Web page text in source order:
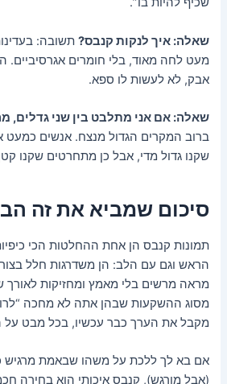
שאלה: איך לנקות קנבס? תשובה:
מעט לחה מאוד, בלי חומרים אגרסיביים.
אבק, לא לעשות לו ספא.
שאלה: אם אני מתלבט בין שני גדלים,
ברוב המקרים הגדול מנצח. אנשים
שקנו גדול מדי, אבל כן מתחרטים שקנו
סיכום שמביא את זה
תמונות קנבס הן אחת ההחלטות הכי
הראש וגם עם הלב: הן משדרגות חלל
מראה מרשים בלי מאמץ ומחזיקות לאורך
מסוג ההשקעות שבהן אתה לא מחכה
מקבל את הערך כבר עכשיו, בכל מבט על
אם בא לך ללכת על משהו שבאמת מרגיש
(אבל מורגש), קנבס איכותי הוא בחירה